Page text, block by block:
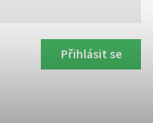
Přihlásit se